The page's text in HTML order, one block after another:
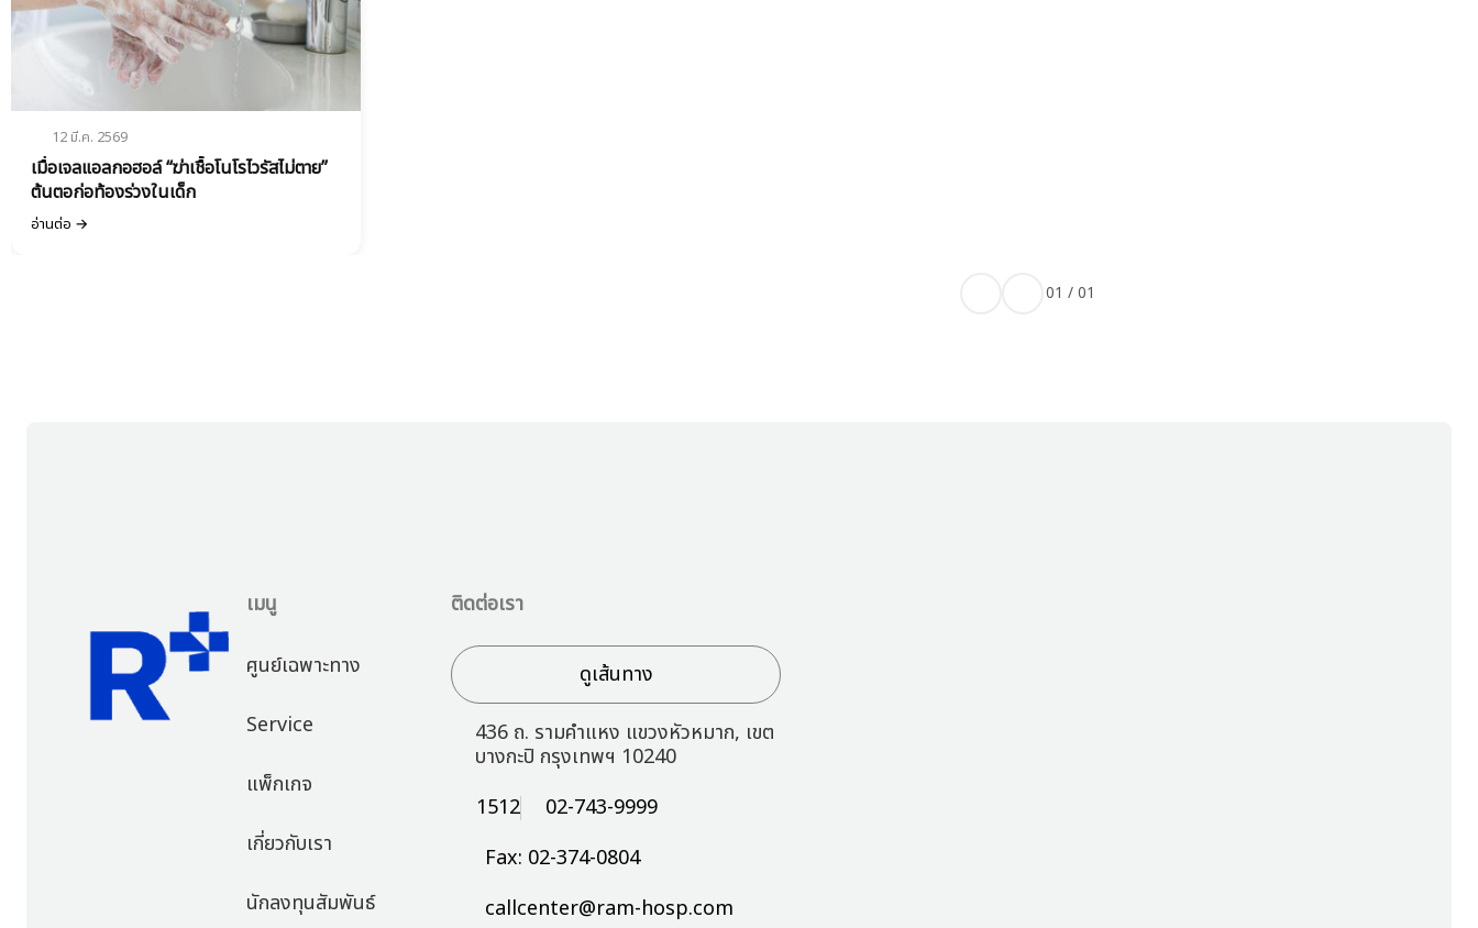
12 มี.ค. 2569
เมื่อเจลแอลกอฮอล์ “ฆ่าเชื้อโนโรไวรัสไม่ตาย”
ต้นตอก่อท้องร่วงในเด็ก
อ่านต่อ →
01 / 01
เมนู
ศูนย์เฉพาะทาง
Service
แพ็กเกจ
เกี่ยวกับเรา
นักลงทุนสัมพันธ์
ติดต่อเรา
ดูเส้นทาง
436 ถ. รามคำแหง แขวงหัวหมาก, เขต
บางกะปิ กรุงเทพฯ 10240
1512
02-743-9999
Fax: 02-374-0804
callcenter@ram-hosp.com